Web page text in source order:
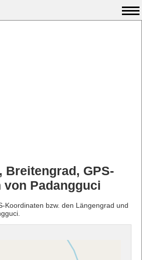
Breitengrad, GPS-
von Padangguci
Koordinaten bzw. den Längengrad und